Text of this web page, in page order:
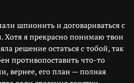
шпионить и договариваться с
Хотя я прекрасно понимаю твои
решение остаться с тобой, так
противопоставить что-то
вернее, его план — полная